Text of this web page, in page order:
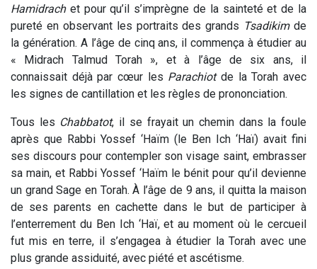
Hamidrachet pour qu’il s’imprègne de la sainteté et de la
pureté en observant les portraits des grands Tsadikimde
la génération. A l’âge de cinq ans, il commença à étudier au
« Midrach Talmud Torah », et à l’âge de six ans, il
connaissait déjà par cœur les Parachiotde la Torah avec
les signes de cantillation et les règles de prononciation.
Tous les Chabbatot, il se frayait un chemin dans la foule
après que Rabbi Yossef ‘Haïm (le Ben Ich ‘Haï) avait fini
ses discours pour contempler son visage saint, embrasser
sa main, et Rabbi Yossef ‘Haïm le bénit pour qu’il devienne
un grand Sage en Torah. À l’âge de 9 ans, il quitta la maison
de ses parents en cachette dans le but de participer à
l’enterrement du Ben Ich ‘Haï, et au moment où le cercueil
fut mis en terre, il s’engagea à étudier la Torah avec une
plus grande assiduité, avec piété et ascétisme.